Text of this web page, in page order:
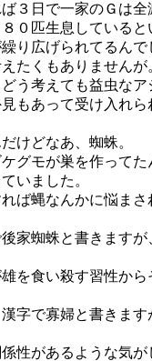
３日で一家のＧは全
０匹生息していると
り広げられてるん
たくもありませんが
う考えても益虫なア
もあって受け入れら
けどなあ、蜘蛛。
グモが巣を作って
いました。
ば蝿なんかに悩ま
家蜘蛛と書きます
を食い殺す習性か
字で寡婦と書きま
性があるような気